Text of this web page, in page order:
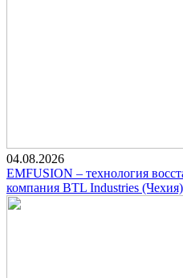
04.08.2026
EMFUSION – технология
компания BTL Industries (Чехия)